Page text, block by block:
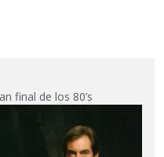
final de los 80’s